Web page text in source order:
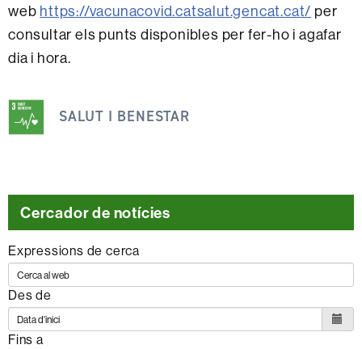
web https://vacunacovid.catsalut.gencat.cat/ per
consultar els punts disponibles per fer-ho i agafar
dia i hora.
notícia
s'emmarca
següents
ODS
SALUT I BENESTAR
Cercador de notícies
Expressions de cerca
Des de
Fins a